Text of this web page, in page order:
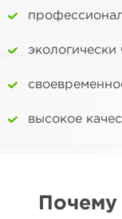
высокое
Почему